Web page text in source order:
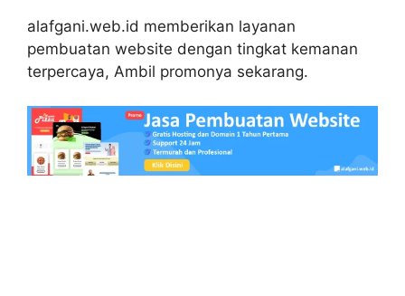
alafgani.web.id memberikan layanan
pembuatan website dengan tingkat kemanan
terpercaya, Ambil promonya sekarang.